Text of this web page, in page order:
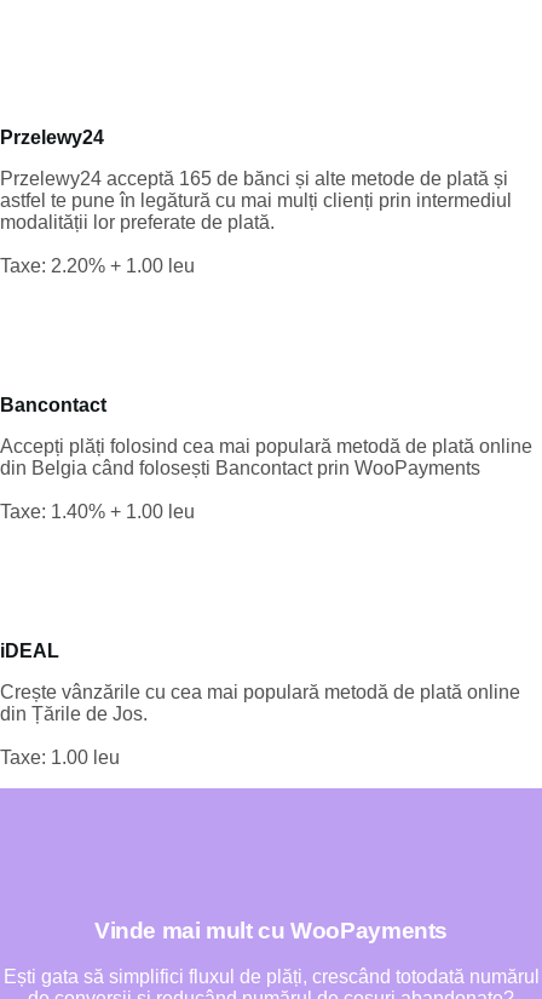
Przelewy24
Przelewy24 acceptă 165 de bănci și alte metode de plată și
astfel te pune în legătură cu mai mulți clienți prin intermediul
modalității lor preferate de plată.
Taxe: 2.20% + 1.00 leu
Bancontact
Accepți plăți folosind cea mai populară metodă de plată online
din Belgia când folosești Bancontact prin WooPayments
Taxe: 1.40% + 1.00 leu
iDEAL
Crește vânzările cu cea mai populară metodă de plată online
din Țările de Jos.
Taxe: 1.00 leu
Vinde mai mult cu WooPayments
Ești gata să simplifici fluxul de plăți, crescând totodată numărul